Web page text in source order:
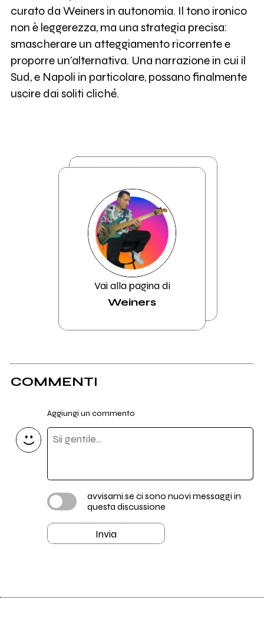
curato da Weiners in autonomia. Il tono ironico
non è leggerezza, ma una strategia precisa:
smascherare un atteggiamento ricorrente e
proporre un’alternativa. Una narrazione in cui il
Sud, e Napoli in particolare, possano finalmente
uscire dai soliti cliché.
Vai alla pagina di
Weiners
COMMENTI
Aggiungi un commento
avvisami se ci sono nuovi messaggi in
questa discussione
Invia